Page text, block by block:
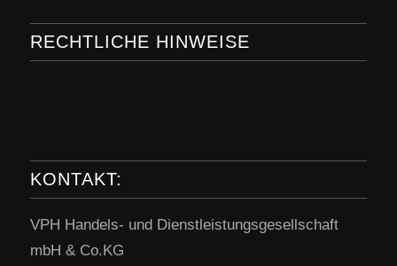
RECHTLICHE HINWEISE
KONTAKT:
VPH Handels- und Dienstleistungsgesellschaft
mbH & Co.KG